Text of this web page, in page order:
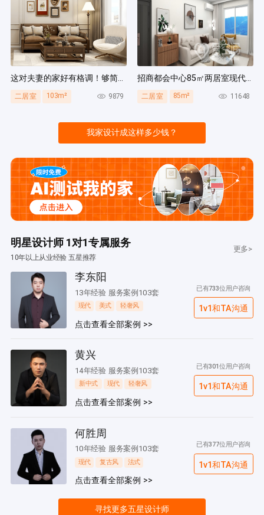
这对夫妻的家好有格调！够简洁还复古，好打扫卫生太贴心~
二居室 103m² 9879
招商都会中心85㎡两居室现代简约风装修案例
二居室 85m² 11648
我家设计成这样多少钱？
明星设计师 1对1专属服务
10年以上从业经验 五星推荐
更多>
李东阳
13年经验 服务案例103套
现代 美式 轻奢风
点击查看全部案例 >>
已有733位用户咨询
1v1和TA沟通
黄兴
14年经验 服务案例103套
新中式 现代 轻奢风
点击查看全部案例 >>
已有301位用户咨询
1v1和TA沟通
何胜周
10年经验 服务案例103套
现代 复古风 法式
点击查看全部案例 >>
已有377位用户咨询
1v1和TA沟通
寻找更多五星设计师